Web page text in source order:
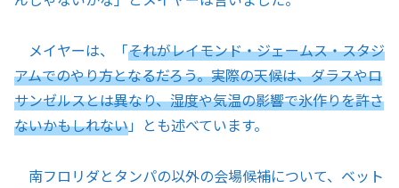
メイヤーは、「それがレイモンド・ジェームス・スタジ
アムでのやり方となるだろう。実際の天候は、ダラスやロ
サンゼルスとは異なり、湿度や気温の影響で氷作りを許さ
ないかもしれない」とも述べています。
南フロリダとタンパの以外の会場候補について、ベット